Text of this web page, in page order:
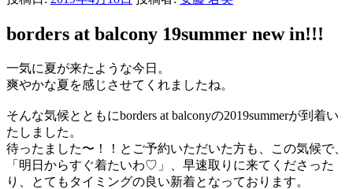
borders at balcony 19summer new in!!!
一気に夏が来たような今日。
爽やかな夏を感じさせてくれましたね。
そんな気候とともにborders at balconyの2019summerが到着い
たしました。
待ったました〜！！とご予約いただいた方も、この気候で、
「明日からすぐ着たいわ♡」、早速取りに来てくださった
り、とてもタイミングの良い新着となっております。